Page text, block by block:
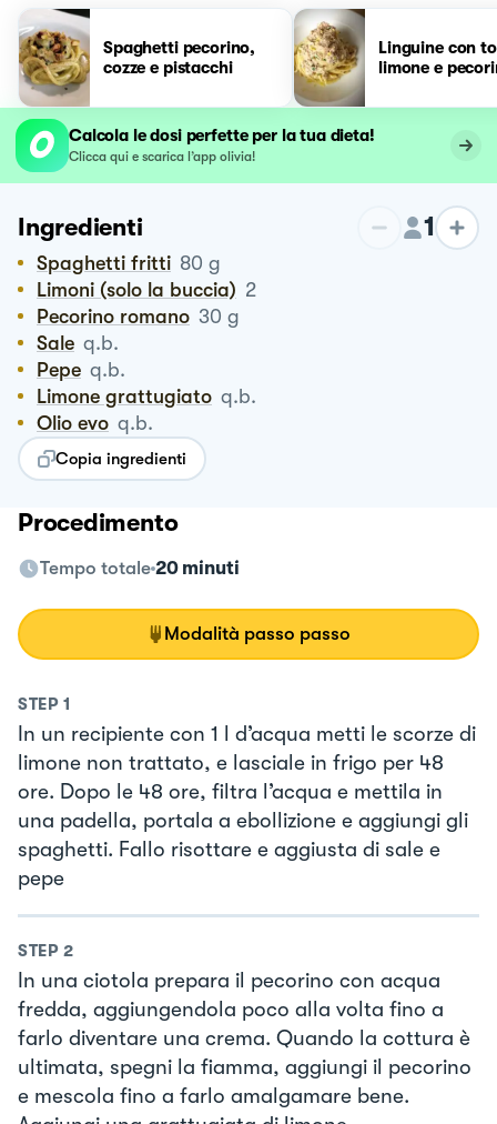
Spaghetti pecorino,
cozze e pistacchi
Linguine con
limone e
Calcola le dosi perfette per la tua dieta!
Clicca qui e scarica l’app olivia!
Ingredienti 1
Spaghetti fritti 80 g
Limoni (solo la buccia) 2
Pecorino romano 30 g
Sale q.b.
Pepe q.b.
Limone grattugiato q.b.
Olio evo q.b.
Copia ingredienti
Procedimento
Tempo totale 20 minuti
Modalità passo passo
STEP 1
In un recipiente con 1 l d’acqua metti le scorze di
limone non trattato, e lasciale in frigo per 48
ore. Dopo le 48 ore, filtra l’acqua e mettila in
una padella, portala a ebollizione e aggiungi gli
spaghetti. Fallo risottare e aggiusta di sale e
pepe
STEP 2
In una ciotola prepara il pecorino con acqua
fredda, aggiungendola poco alla volta fino a
farlo diventare una crema. Quando la cottura è
ultimata, spegni la fiamma, aggiungi il pecorino
e mescola fino a farlo amalgamare bene.